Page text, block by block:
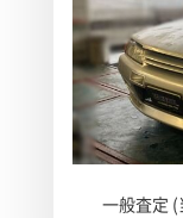
一般査定